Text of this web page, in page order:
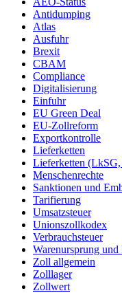
Antidumping
Atlas
Ausfuhr
Brexit
CBAM
Compliance
Digitalisierung
Einfuhr
EU Green Deal
EU-Zollreform
Exportkontrolle
Lieferketten
Lieferketten
Menschenrechte
Sanktionen und
Tarifierung
Umsatzsteuer
Unionszollkodex
Verbrauchsteuer
Warenursprung und
Zoll allgemein
Zolllager
Zollwert